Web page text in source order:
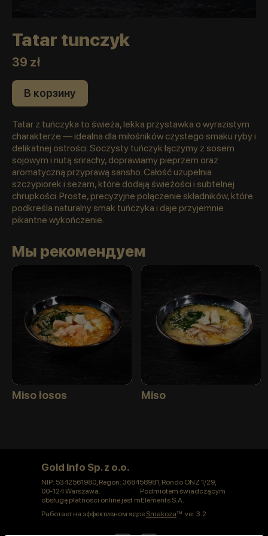
Tatar tunczyk
39 zł
В корзину
Tatar z tuńczyka to świeża, lekka przystawka o wyrazistym
charakterze — idealna dla miłośników czystego smaku ryby i
delikatnej ostrości. Soczysty tuńczyk łączymy z sosem
sojowym i nutą srirachy, doprawiamy pieprzem oraz
aromatyczną przyprawą sansho. Całość uzupełnia
szczypiorek i sezam, które dodają świeżości i subtelnej
chrupkości. Proste, precyzyjne połączenie składników, które
podkreśla naturalny smak tuńczyka i daje przyjemnie
pikantne wykończenie.
Мы рекомендуем
Miso łosos Miso
Gold Info Sp. z o.o.
NIP: 5342561980, Regon: 368458981, Rondo ONZ 1/29,
00-124 Warszawa. Podmiotem świadczącym
obsługę płatności online jest mElements S.A.
Работает на эффективном ядре Smakozaver. 3.2